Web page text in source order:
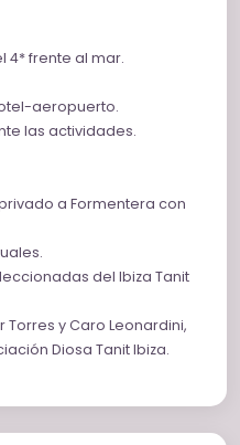
de la experiencia
legado de Tanit y
través del arte, la música,
y el encuentro entre
el Día Internacional de la
de la Diosa.
la riqueza cultural de
su gastronomía y la
a esta isla en un lugar
enteras.
momentos
4* frente al mar.
aeropuerto.
las actividades.
a Formentera con
del Ibiza Tanit
y Caro Leonardini,
Diosa Tanit Ibiza.